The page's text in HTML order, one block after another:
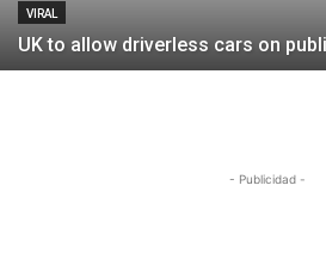
VIRAL
UK to allow driverless cars on
- Publicidad -